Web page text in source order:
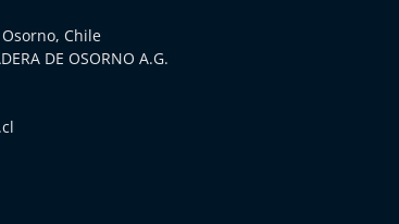
Chile
DE OSORNO A.G.